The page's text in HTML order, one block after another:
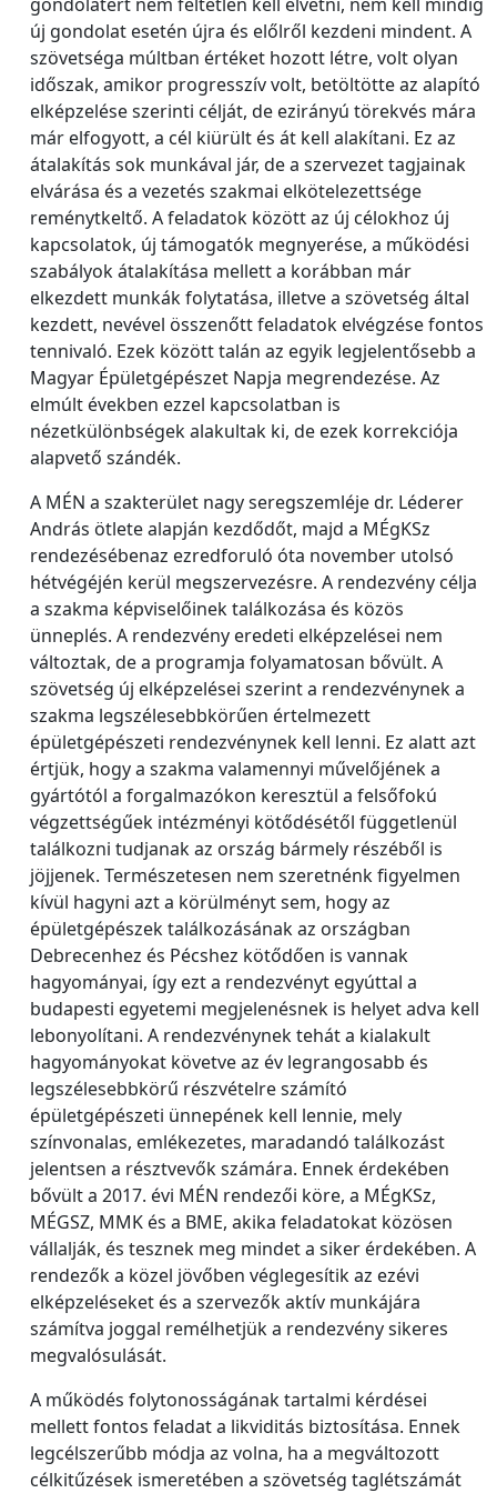
új gondolat esetén újra és előlről kezdeni mindent. A
szövetséga múltban értéket hozott létre, volt olyan
időszak, amikor progresszív volt, betöltötte az alapító
elképzelése szerinti célját, de ezirányú törekvés mára
már elfogyott, a cél kiürült és át kell alakítani. Ez az
átalakítás sok munkával jár, de a szervezet tagjainak
elvárása és a vezetés szakmai elkötelezettsége
reménytkeltő. A feladatok között az új célokhoz új
kapcsolatok, új támogatók megnyerése, a működési
szabályok átalakítása mellett a korábban már
elkezdett munkák folytatása, illetve a szövetség által
kezdett, nevével összenőtt feladatok elvégzése fontos
tennivaló. Ezek között talán az egyik legjelentősebb a
Magyar Épületgépészet Napja megrendezése. Az
elmúlt években ezzel kapcsolatban is
nézetkülönbségek alakultak ki, de ezek korrekciója
alapvető szándék.
A MÉN a szakterület nagy seregszemléje dr. Léderer
András ötlete alapján kezdődőt, majd a MÉgKSz
rendezésébenaz ezredforuló óta november utolsó
hétvégéjén kerül megszervezésre. A rendezvény célja
a szakma képviselőinek találkozása és közös
ünneplés. A rendezvény eredeti elképzelései nem
változtak, de a programja folyamatosan bővült. A
szövetség új elképzelései szerint a rendezvénynek a
szakma legszélesebbkörűen értelmezett
épületgépészeti rendezvénynek kell lenni. Ez alatt azt
értjük, hogy a szakma valamennyi művelőjének a
gyártótól a forgalmazókon keresztül a felsőfokú
végzettségűek intézményi kötődésétől függetlenül
találkozni tudjanak az ország bármely részéből is
jöjjenek. Természetesen nem szeretnénk figyelmen
kívül hagyni azt a körülményt sem, hogy az
épületgépészek találkozásának az országban
Debrecenhez és Pécshez kötődően is vannak
hagyományai, így ezt a rendezvényt egyúttal a
budapesti egyetemi megjelenésnek is helyet adva kell
lebonyolítani. A rendezvénynek tehát a kialakult
hagyományokat követve az év legrangosabb és
legszélesebbkörű részvételre számító
épületgépészeti ünnepének kell lennie, mely
színvonalas, emlékezetes, maradandó találkozást
jelentsen a résztvevők számára. Ennek érdekében
bővült a 2017. évi MÉN rendezői köre, a MÉgKSz,
MÉGSZ, MMK és a BME, akika feladatokat közösen
vállalják, és tesznek meg mindet a siker érdekében. A
rendezők a közel jövőben véglegesítik az ezévi
elképzeléseket és a szervezők aktív munkájára
számítva joggal remélhetjük a rendezvény sikeres
megvalósulását.
A működés folytonosságának tartalmi kérdései
mellett fontos feladat a likviditás biztosítása. Ennek
legcélszerűbb módja az volna, ha a megváltozott
célkitűzések ismeretében a szövetség taglétszámát